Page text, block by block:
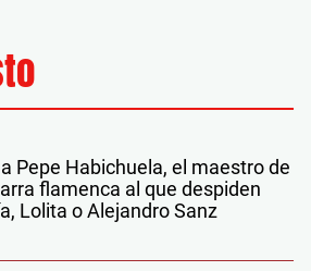
Pepe Habichuela, el maestro de
flamenca al que despiden
Lolita o Alejandro Sanz